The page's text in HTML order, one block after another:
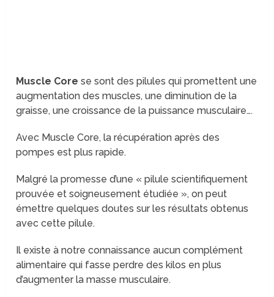
Muscle Core se sont des pilules qui promettent une
augmentation des muscles, une diminution de la
graisse, une croissance de la puissance musculaire….
Avec Muscle Core, la récupération après des
pompes est plus rapide.
Malgré la promesse d’une « pilule scientifiquement
prouvée et soigneusement étudiée », on peut
émettre quelques doutes sur les résultats obtenus
avec cette pilule.
Il existe à notre connaissance aucun complément
alimentaire qui fasse perdre des kilos en plus
d’augmenter la masse musculaire.